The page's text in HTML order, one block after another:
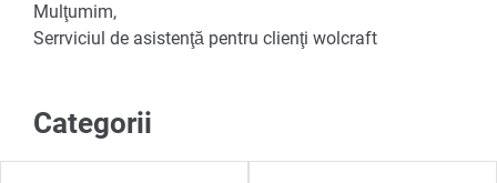
Mulţumim,
Serrviciul de asistenţă pentru clienţi wolcraft
Categorii